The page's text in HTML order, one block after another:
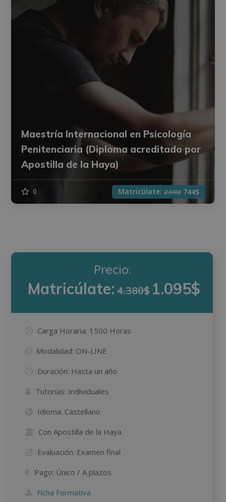
Maestría Internacional en Psicología
Penitenciaria (Diploma acreditado por
Apostilla de la Haya)
0 Matricúlate:2.976$ 744$
Precio:
Matricúlate:4.380$ 1.095$
Carga Horaria: 1500 Horas
Modalidad: ON-LINE
Duración: Hasta un año
Tutorías: Individuales
Idioma: Castellano
Con Apostilla de la Haya
Evaluación: Examen final
Pago: Único / A plazos
Ficha Formativa